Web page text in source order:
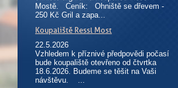
Mostě. Ceník: Ohniště se dřevem -
250 Kč Gril a zapa...
Koupaliště Ressl Most
22.5.2026
Vzhledem k příznivé předpovědi počasí
bude koupaliště otevřeno od čtvrtka
18.6.2026. Budeme se těšit na Vaši
návštěvu. ...